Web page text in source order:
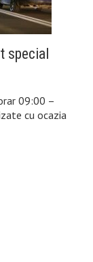
special
09:00 –
cu ocazia